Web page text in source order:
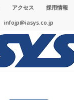
アクセス 採用情報
infojp@iasys.co.jp